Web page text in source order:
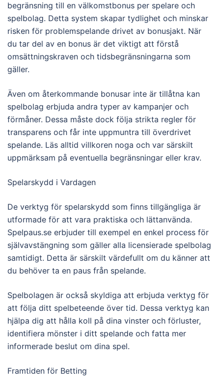
begränsning till en välkomstbonus per spelare och
spelbolag. Detta system skapar tydlighet och minskar
risken för problemspelande drivet av bonusjakt. När
du tar del av en bonus är det viktigt att förstå
omsättningskraven och tidsbegränsningarna som
gäller.
Även om återkommande bonusar inte är tillåtna kan
spelbolag erbjuda andra typer av kampanjer och
förmåner. Dessa måste dock följa strikta regler för
transparens och får inte uppmuntra till överdrivet
spelande. Läs alltid villkoren noga och var särskilt
uppmärksam på eventuella begränsningar eller krav.
Spelarskydd i Vardagen
De verktyg för spelarskydd som finns tillgängliga är
utformade för att vara praktiska och lättanvända.
Spelpaus.se erbjuder till exempel en enkel process för
självavstängning som gäller alla licensierade spelbolag
samtidigt. Detta är särskilt värdefullt om du känner att
du behöver ta en paus från spelande.
Spelbolagen är också skyldiga att erbjuda verktyg för
att följa ditt spelbeteende över tid. Dessa verktyg kan
hjälpa dig att hålla koll på dina vinster och förluster,
identifiera mönster i ditt spelande och fatta mer
informerade beslut om dina spel.
Framtiden för Betting